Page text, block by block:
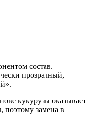
состав.
прозрачный,
кукурузы оказывает
поэтому замена в